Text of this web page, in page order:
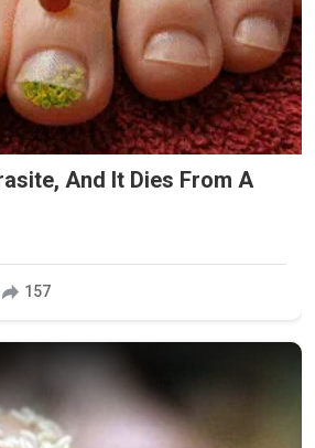
And It Dies From A
157